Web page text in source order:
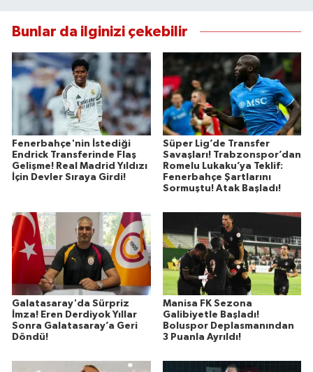
Bunlar da ilginizi çekebilir
Fenerbahçe'nin İstediği
Endrick Transferinde Flaş
Gelişme! Real Madrid Yıldızı
İçin Devler Sıraya Girdi!
Süper Lig’de Transfer
Savaşları! Trabzonspor’dan
Romelu Lukaku’ya Teklif:
Fenerbahçe Şartlarını
Sormuştu! Atak Başladı!
Galatasaray'da Sürpriz
İmza! Eren Derdiyok Yıllar
Sonra Galatasaray’a Geri
Döndü!
Manisa FK Sezona
Galibiyetle Başladı!
Boluspor Deplasmanından
3 Puanla Ayrıldı!